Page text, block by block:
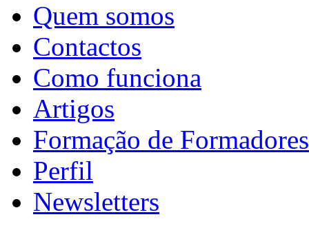
Quem somos
Contactos
Como funciona
Artigos
Formação de Formadores
Perfil
Newsletters